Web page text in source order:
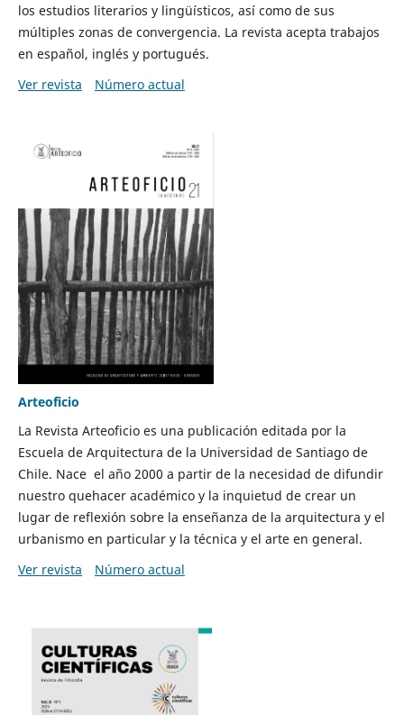
los estudios literarios y lingüísticos, así como de sus
múltiples zonas de convergencia. La revista acepta trabajos
en español, inglés y portugués.
Ver revista
Número actual
Arteoficio
La Revista Arteoficio es una publicación editada por la
Escuela de Arquitectura de la Universidad de Santiago de
Chile. Nace el año 2000 a partir de la necesidad de difundir
nuestro quehacer académico y la inquietud de crear un
lugar de reflexión sobre la enseñanza de la arquitectura y el
urbanismo en particular y la técnica y el arte en general.
Ver revista
Número actual